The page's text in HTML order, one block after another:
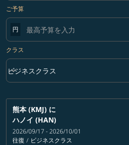
ご予算
円
クラス
クラス option ビジネスクラス Selected
ビジネスクラス
keyboard_arrow_down
熊本 (KMJ) に
ハノイ (HAN)
2026/09/17 - 2026/10/01
往復 / ビジネスクラス